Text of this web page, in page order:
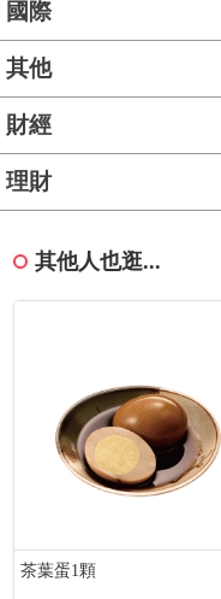
國際
其他
財經
理財
其他人也逛...
茶葉蛋1顆